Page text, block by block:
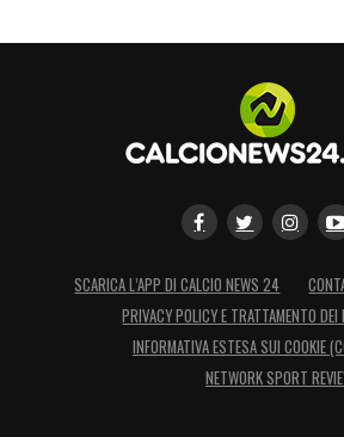
SCARICA L’APP DI CALCIO NEWS 24
PRIVACY POLICY E TRATTAMENTO DEI
INFORMATIVA ESTESA SUI COOKIE
NETWORK SPORT